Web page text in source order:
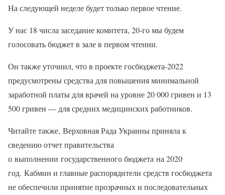
На следующей неделе будет только первое чтение.
У нас 18 числа заседание комитета, 20-го мы будем
голосовать бюджет в зале в первом чтении.
Он также уточнил, что в проекте госбюджета-2022
предусмотрены средства для повышения минимальной
заработной платы для врачей на уровне 20 000 гривен и 13
500 гривен — для средних медицинских работников.
Читайте также, Верховная Рада Украины приняла к
сведению отчет правительства
о выполнении государственного бюджета на 2020
год. Кабмин и главные распорядители средств госбюджета
не обеспечили принятие прозрачных и последовательных